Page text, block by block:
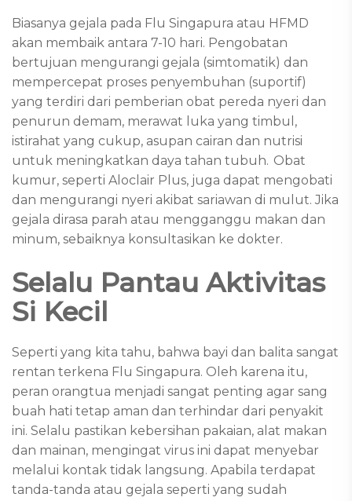
Biasanya gejala pada Flu Singapura atau HFMD
akan membaik antara 7-10 hari. Pengobatan
bertujuan mengurangi gejala (simtomatik) dan
mempercepat proses penyembuhan (suportif)
yang terdiri dari pemberian obat pereda nyeri dan
penurun demam, merawat luka yang timbul,
istirahat yang cukup, asupan cairan dan nutrisi
untuk meningkatkan daya tahan tubuh. Obat
kumur, seperti Aloclair Plus, juga dapat mengobati
dan mengurangi nyeri akibat sariawan di mulut. Jika
gejala dirasa parah atau mengganggu makan dan
minum, sebaiknya konsultasikan ke dokter.
Selalu Pantau Aktivitas
Si Kecil
Seperti yang kita tahu, bahwa bayi dan balita sangat
rentan terkena Flu Singapura. Oleh karena itu,
peran orangtua menjadi sangat penting agar sang
buah hati tetap aman dan terhindar dari penyakit
ini. Selalu pastikan kebersihan pakaian, alat makan
dan mainan, mengingat virus ini dapat menyebar
melalui kontak tidak langsung. Apabila terdapat
tanda-tanda atau gejala seperti yang sudah